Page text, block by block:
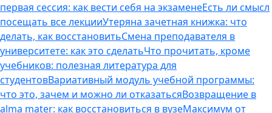
первая сессия: как вести себя на экзаменеЕсть ли смысл
посещать все лекцииУтеряна зачетная книжка: что
делать, как восстановитьСмена преподавателя в
университете: как это сделатьЧто прочитать, кроме
учебников: полезная литература для
студентовВариативный модуль учебной программы:
что это, зачем и можно ли отказатьсяВозвращение в
alma mater: как восстановиться в вузеМаксимум от